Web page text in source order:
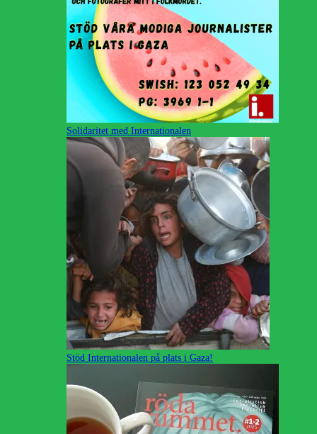
Solidaritet med Internationalen
Stöd Internationalen på plats i Gaza!